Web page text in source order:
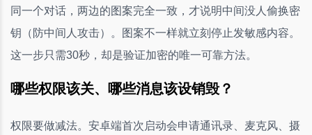
同一个对话，两边的图案完全一致，才说明中间没人偷换密
钥（防中间人攻击）。图案不一样就立刻停止发敏感内容。
这一步只需30秒，却是验证加密的唯一可靠方法。
哪些权限该关、哪些消息该设销毁？
权限要做减法。安卓端首次启动会申请通讯录、麦克风、摄